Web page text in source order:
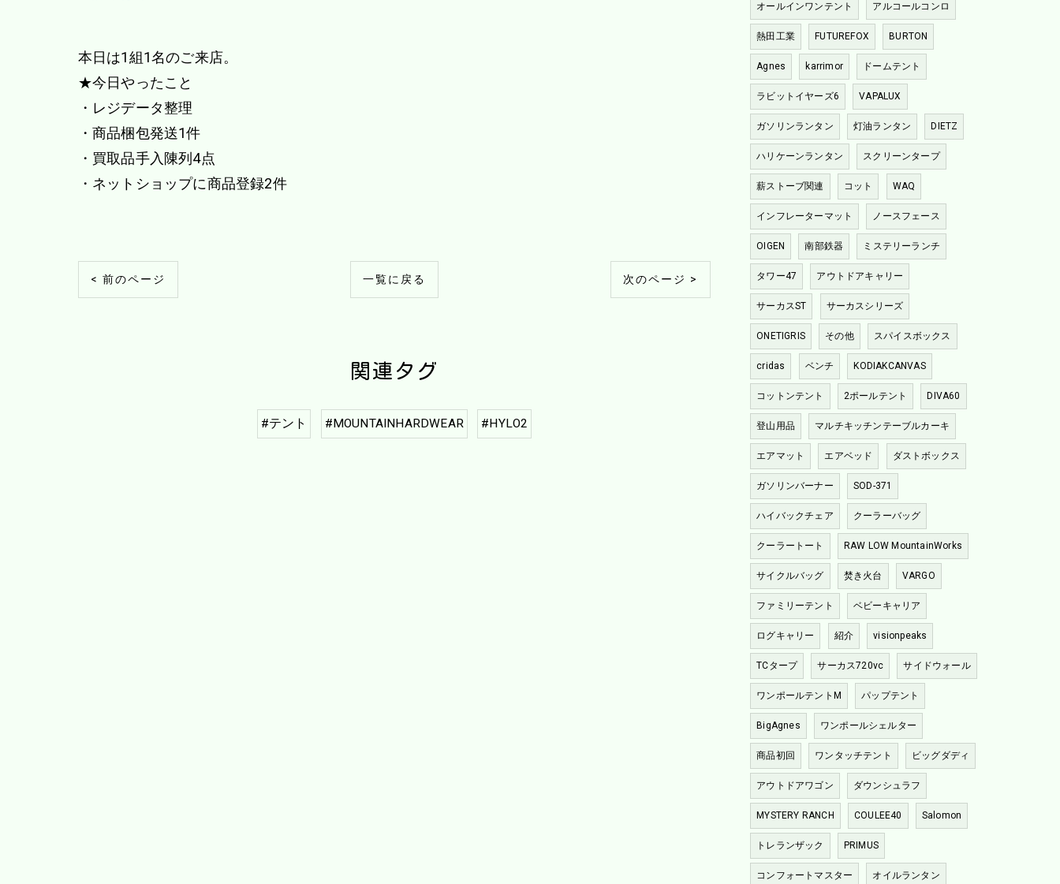
本日は1組1名のご来店。
★今日やったこと
・レジデータ整理
・商品梱包発送1件
・買取品手入陳列4点
・ネットショップに商品登録2件
< 前のページ 一覧に戻る 次のページ >
関連タグ
#テント #MOUNTAINHARDWEAR #HYLO2
オールインワンテント アルコールコンロ
熱田工業 FUTUREFOX BURTON
Agnes karrimor ドームテント
ラビットイヤーズ6 VAPALUX
ガソリンランタン 灯油ランタン DIETZ
ハリケーンランタン スクリーンタープ
薪ストーブ関連 コット WAQ
インフレーターマット ノースフェース
OIGEN 南部鉄器 ミステリーランチ
タワー47 アウトドアキャリー
サーカスST サーカスシリーズ
ONETIGRIS その他 スパイスボックス
cridas ベンチ KODIAKCANVAS
コットンテント 2ポールテント DIVA60
登山用品 マルチキッチンテーブルカーキ
エアマット エアベッド ダストボックス
ガソリンバーナー SOD-371
ハイバックチェア クーラーバッグ
クーラートート RAW LOW MountainWorks
サイクルバッグ 焚き火台 VARGO
ファミリーテント ベビーキャリア
ログキャリー 紹介 visionpeaks
TCタープ サーカス720vc サイドウォール
ワンポールテントM パップテント
BigAgnes ワンポールシェルター
商品初回 ワンタッチテント ビッグダディ
アウトドアワゴン ダウンシュラフ
MYSTERY RANCH COULEE40 Salomon
トレランザック PRIMUS
コンフォートマスター オイルランタン